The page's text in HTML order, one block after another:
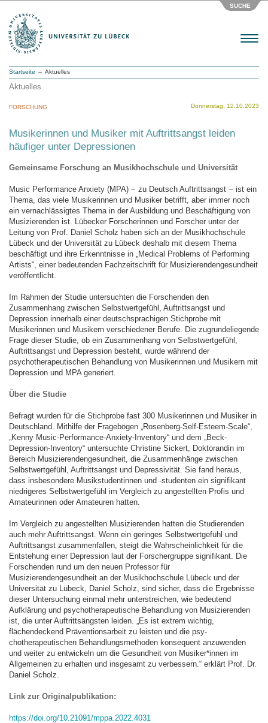
SUCHE
Menu
Startseite → Aktuelles
Aktuelles
Donnerstag, 12.10.2023
FORSCHUNG
Musikerinnen und Musiker mit Auftrittsangst leiden
häufiger unter Depressionen
Gemeinsame Forschung an Musikhochschule und Universität
Music Performance Anxiety (MPA) − zu Deutsch Auftrittsangst − ist ein
Thema, das viele Musikerinnen und Musiker betrifft, aber immer noch
ein vernachlässigtes Thema in der Ausbildung und Beschäftigung von
Musizierenden ist. Lübecker Forscherinnen und Forscher unter der
Leitung von Prof. Daniel Scholz haben sich an der Musikhochschule
Lübeck und der Universität zu Lübeck deshalb mit diesem Thema
beschäftigt und ihre Erkenntnisse in „Medical Problems of Performing
Artists“, einer bedeutenden Fachzeitschrift für Musizierendengesundheit
veröffentlicht.
Im Rahmen der Studie untersuchten die Forschenden den
Zusammenhang zwischen Selbstwertgefühl, Auftrittsangst und
Depression innerhalb einer deutschsprachigen Stichprobe mit
Musikerinnen und Musikern verschiedener Berufe. Die zugrundeliegende
Frage dieser Studie, ob ein Zusammenhang von Selbstwertgefühl,
Auftrittsangst und Depression besteht, wurde während der
psychotherapeutischen Behandlung von Musikerinnen und Musikern mit
Depression und MPA generiert.
Über die Studie
Befragt wurden für die Stichprobe fast 300 Musikerinnen und Musiker in
Deutschland. Mithilfe der Fragebögen „Rosenberg-Self-Esteem-Scale“,
„Kenny Music-Performance-Anxiety-Inventory“ und dem „Beck-
Depression-Inventory“ untersuchte Christine Sickert, Doktorandin im
Bereich Musizierendengesundheit, die Zusammenhänge zwischen
Selbstwertgefühl, Auftrittsangst und Depressivität. Sie fand heraus,
dass insbesondere Musikstudentinnen und -studenten ein signifikant
niedrigeres Selbstwertgefühl im Vergleich zu angestellten Profis und
Amateurinnen oder Amateuren hatten.
Im Vergleich zu angestellten Musizierenden hatten die Studierenden
auch mehr Auftrittsangst. Wenn ein geringes Selbstwertgefühl und
Auftrittsangst zusammenfallen, steigt die Wahrscheinlichkeit für die
Entstehung einer Depression laut der Forschergruppe signifikant. Die
Forschenden rund um den neuen Professor für
Musizierendengesundheit an der Musikhochschule Lübeck und der
Universität zu Lübeck, Daniel Scholz, sind sicher, dass die Ergebnisse
dieser Untersuchung einmal mehr unterstreichen, wie bedeutend
Aufklärung und psychotherapeutische Behandlung von Musizierenden
ist, die unter Auftrittsängsten leiden. „Es ist extrem wichtig,
flächendeckend Präventionsarbeit zu leisten und die psy-
chotherapeutischen Behandlungsmethoden konsequent anzuwenden
und weiter zu entwickeln um die Gesundheit von Musiker*innen im
Allgemeinen zu erhalten und insgesamt zu verbessern.“ erklärt Prof. Dr.
Daniel Scholz.
Link zur Originalpublikation:
https://doi.org/10.21091/mppa.2022.4031